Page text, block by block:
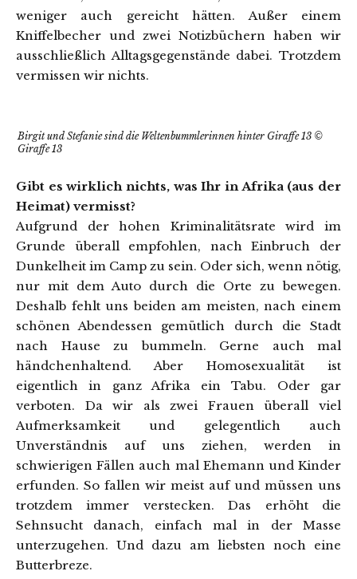
weniger auch gereicht hätten. Außer einem
Kniffelbecher und zwei Notizbüchern haben wir
ausschließlich Alltagsgegenstände dabei. Trotzdem
vermissen wir nichts.
Birgit und Stefanie sind die Weltenbummlerinnen hinter Giraffe 13 ©
Giraffe 13
Gibt es wirklich nichts, was Ihr in Afrika (aus der
Heimat) vermisst?
Aufgrund der hohen Kriminalitätsrate wird im
Grunde überall empfohlen, nach Einbruch der
Dunkelheit im Camp zu sein. Oder sich, wenn nötig,
nur mit dem Auto durch die Orte zu bewegen.
Deshalb fehlt uns beiden am meisten, nach einem
schönen Abendessen gemütlich durch die Stadt
nach Hause zu bummeln. Gerne auch mal
händchenhaltend. Aber Homosexualität ist
eigentlich in ganz Afrika ein Tabu. Oder gar
verboten. Da wir als zwei Frauen überall viel
Aufmerksamkeit und gelegentlich auch
Unverständnis auf uns ziehen, werden in
schwierigen Fällen auch mal Ehemann und Kinder
erfunden. So fallen wir meist auf und müssen uns
trotzdem immer verstecken. Das erhöht die
Sehnsucht danach, einfach mal in der Masse
unterzugehen. Und dazu am liebsten noch eine
Butterbreze.